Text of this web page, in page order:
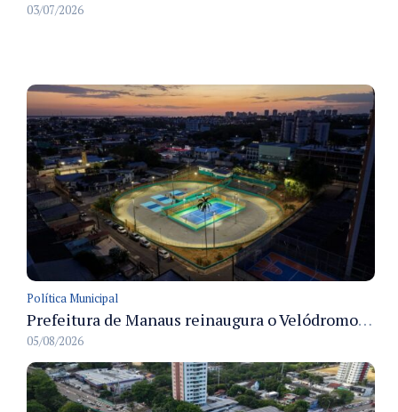
03/07/2026
Política Municipal
Prefeitura de Manaus reinaugura o Velódromo Professora Alzira Campos e entrega espaço esportivo totalmente revitalizado
05/08/2026